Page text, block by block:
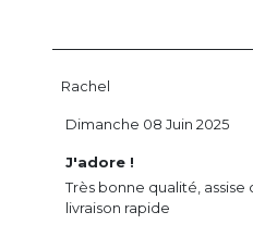
Rachel
J'adore !
Très bonne qualité,
livraison rapide
Dimanche 08 Juin 2025